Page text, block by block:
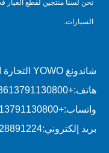
نحن لسنا منتجين لقطع
السيارات.
شاندونغ YOWO التجارة الدولية المحدودة
هاتف:+8613791130800
واتساب:+8613791130800
بريد إلكتروني: